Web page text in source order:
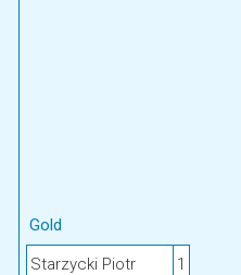
Gold
Starzycki Piotr 1